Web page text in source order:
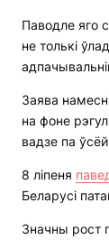
Паводле яго
не толькі
Заява
на фоне
вадзе па
8 ліпеня
Беларусі
Значны рост